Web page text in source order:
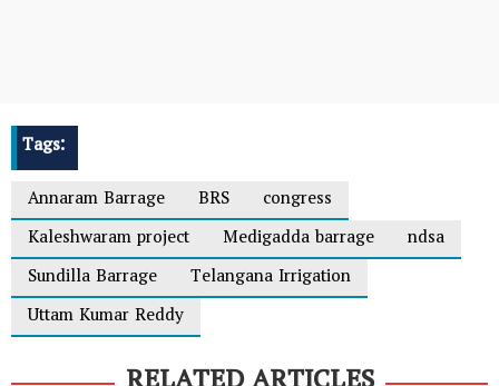
Tags:
Annaram Barrage
BRS
congress
Kaleshwaram project
Medigadda barrage
ndsa
Sundilla Barrage
Telangana Irrigation
Uttam Kumar Reddy